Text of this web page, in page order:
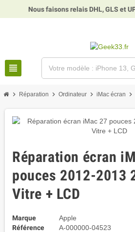
Nous faisons relais DHL, GLS et UPS.
view_headline
chevron_right Réparation chevron_right Ordinateur chevron_right iMac écran chevron_right
Réparation écran
pouces 2012-2013
Vitre + LCD
Marque
Apple
Référence
A-000000-04523